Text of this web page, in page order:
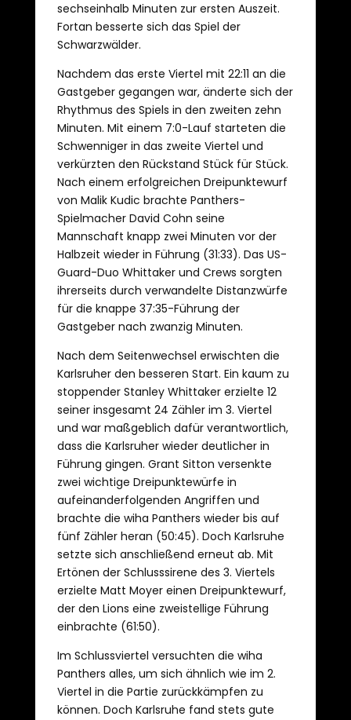
sechseinhalb Minuten zur ersten Auszeit.
Fortan besserte sich das Spiel der
Schwarzwälder.
Nachdem das erste Viertel mit 22:11 an die
Gastgeber gegangen war, änderte sich der
Rhythmus des Spiels in den zweiten zehn
Minuten. Mit einem 7:0-Lauf starteten die
Schwenniger in das zweite Viertel und
verkürzten den Rückstand Stück für Stück.
Nach einem erfolgreichen Dreipunktewurf
von Malik Kudic brachte Panthers-
Spielmacher David Cohn seine
Mannschaft knapp zwei Minuten vor der
Halbzeit wieder in Führung (31:33). Das US-
Guard-Duo Whittaker und Crews sorgten
ihrerseits durch verwandelte Distanzwürfe
für die knappe 37:35-Führung der
Gastgeber nach zwanzig Minuten.
Nach dem Seitenwechsel erwischten die
Karlsruher den besseren Start. Ein kaum zu
stoppender Stanley Whittaker erzielte 12
seiner insgesamt 24 Zähler im 3. Viertel
und war maßgeblich dafür verantwortlich,
dass die Karlsruher wieder deutlicher in
Führung gingen. Grant Sitton versenkte
zwei wichtige Dreipunktewürfe in
aufeinanderfolgenden Angriffen und
brachte die wiha Panthers wieder bis auf
fünf Zähler heran (50:45). Doch Karlsruhe
setzte sich anschließend erneut ab. Mit
Ertönen der Schlusssirene des 3. Viertels
erzielte Matt Moyer einen Dreipunktewurf,
der den Lions eine zweistellige Führung
einbrachte (61:50).
Im Schlussviertel versuchten die wiha
Panthers alles, um sich ähnlich wie im 2.
Viertel in die Partie zurückkämpfen zu
können. Doch Karlsruhe fand stets gute